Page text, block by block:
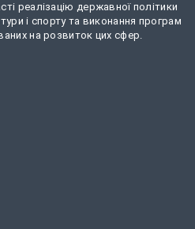
реалізацію державної політики
і спорту та виконання програм
на розвиток цих сфер.